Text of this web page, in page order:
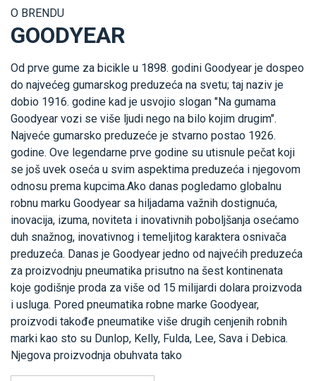
O BRENDU
GOODYEAR
Od prve gume za bicikle u 1898. godini Goodyear je dospeo
do najvećeg gumarskog preduzeća na svetu; taj naziv je
dobio 1916. godine kad je usvojio slogan "Na gumama
Goodyear vozi se više ljudi nego na bilo kojim drugim".
Najveće gumarsko preduzeće je stvarno postao 1926.
godine. Ove legendarne prve godine su utisnule pečat koji
se još uvek oseća u svim aspektima preduzeća i njegovom
odnosu prema kupcima.Ako danas pogledamo globalnu
robnu marku Goodyear sa hiljadama važnih dostignuća,
inovacija, izuma, noviteta i inovativnih poboljšanja osećamo
duh snažnog, inovativnog i temeljitog karaktera osnivača
preduzeća. Danas je Goodyear jedno od najvećih preduzeća
za proizvodnju pneumatika prisutno na šest kontinenata
koje godišnje proda za više od 15 milijardi dolara proizvoda
i usluga. Pored pneumatika robne marke Goodyear,
proizvodi takođe pneumatike više drugih cenjenih robnih
marki kao sto su Dunlop, Kelly, Fulda, Lee, Sava i Debica.
Njegova proizvodnja obuhvata tako